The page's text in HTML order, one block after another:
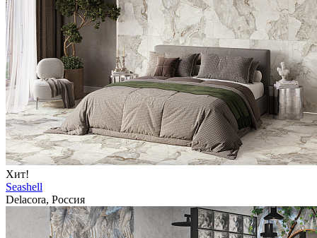
Хит!
Seashell
Delacora, Россия